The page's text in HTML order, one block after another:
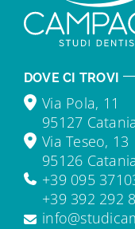
DOVE CI TROVI
Via Pola, 11
95127
Via Teseo, 13
95126
+39 095
+39 392 292